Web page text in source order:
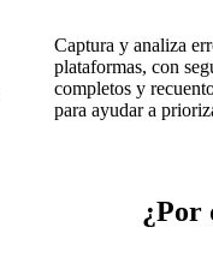
Captura y analiza
plataformas, con
completos y
para ayudar a
¿Por